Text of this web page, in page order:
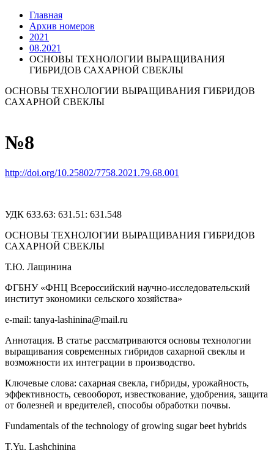
Главная
Архив номеров
2021
08.2021
ОСНОВЫ ТЕХНОЛОГИИ ВЫРАЩИВАНИЯ
ГИБРИДОВ САХАРНОЙ СВЕКЛЫ
ОСНОВЫ ТЕХНОЛОГИИ ВЫРАЩИВАНИЯ ГИБРИДОВ
САХАРНОЙ СВЕКЛЫ
№8
http://doi.org/10.25802/7758.2021.79.68.001
УДК 633.63: 631.51: 631.548
ОСНОВЫ ТЕХНОЛОГИИ ВЫРАЩИВАНИЯ ГИБРИДОВ
САХАРНОЙ СВЕКЛЫ
Т.Ю. Лащинина
ФГБНУ «ФНЦ Всероссийский научно-исследовательский
институт экономики сельского хозяйства»
e-mail: tanya-lashinina@mail.ru
Аннотация. В статье рассматриваются основы технологии
выращивания современных гибридов сахарной свеклы и
возможности их интеграции в производство.
Ключевые слова: сахарная свекла, гибриды, урожайность,
эффективность, севооборот, известкование, удобрения, защита
от болезней и вредителей, способы обработки почвы.
Fundamentals of the technology of growing sugar beet hybrids
T.Yu. Lashchinina